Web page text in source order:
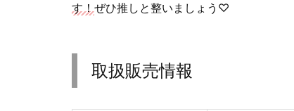
す！ぜひ推しと整いましょう♡
取扱販売情報